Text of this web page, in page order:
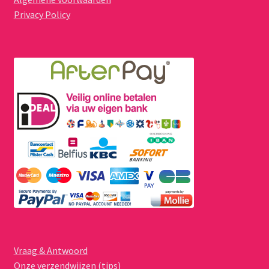
Privacy Policy
Vraag & Antwoord
Onze verzendwijzen (tips)